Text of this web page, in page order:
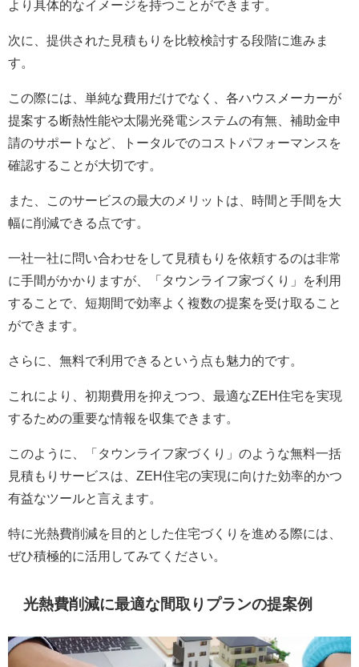
より具体的なイメージを持つことができます。
次に、提供された見積もりを比較検討する段階に進みま
す。
この際には、単純な費用だけでなく、各ハウスメーカーが
提案する断熱性能や太陽光発電システムの有無、補助金申
請のサポートなど、トータルでのコストパフォーマンスを
確認することが大切です。
また、このサービスの最大のメリットは、時間と手間を大
幅に削減できる点です。
一社一社に問い合わせをして見積もりを依頼するのは非常
に手間がかかりますが、「タウンライフ家づくり」を利用
することで、短期間で効率よく複数の提案を受け取ること
ができます。
さらに、無料で利用できるという点も魅力的です。
これにより、初期費用を抑えつつ、最適なZEH住宅を実現
するための重要な情報を収集できます。
このように、「タウンライフ家づくり」のような無料一括
見積もりサービスは、ZEH住宅の実現に向けた効率的かつ
有益なツールと言えます。
特に光熱費削減を目的とした住宅づくりを進める際には、
ぜひ積極的に活用してみてください。
光熱費削減に最適な間取りプランの提案例